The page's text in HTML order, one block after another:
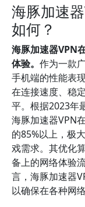
海豚加速
如何？
海豚加速器VPN
体验。 作为一款
手机端的性能表
在连接速度、稳
平。根据2023年
海豚加速器VPN
的85%以上，极
戏需求。其优化
备上的网络体验
言，海豚加速器
以确保在各种网